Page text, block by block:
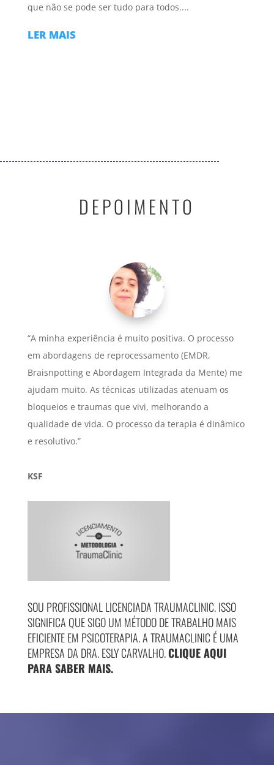
que não se pode ser tudo para todos....
LER MAIS
DEPOIMENTO
“A minha experiência é muito positiva. O processo
em abordagens de reprocessamento (EMDR,
Braisnpotting e Abordagem Integrada da Mente) me
ajudam muito. As técnicas utilizadas atenuam os
bloqueios e traumas que vivi, melhorando a
qualidade de vida. O processo da terapia é dinâmico
e resolutivo.”
KSF
SOU PROFISSIONAL LICENCIADA TRAUMACLINIC. ISSO
SIGNIFICA QUE SIGO UM MÉTODO DE TRABALHO MAIS
EFICIENTE EM PSICOTERAPIA. A TRAUMACLINIC É UMA
EMPRESA DA DRA. ESLY CARVALHO.CLIQUE AQUI
PARA SABER MAIS.